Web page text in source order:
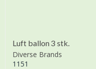
Luft ballon 3 stk.
Diverse Brands
1151